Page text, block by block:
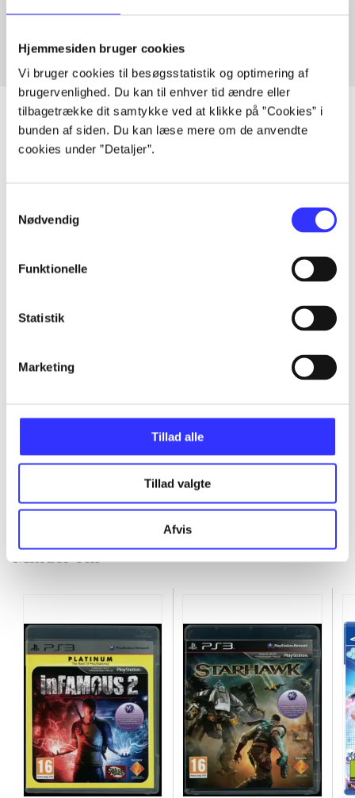
Hjemmesiden bruger cookies
Vi bruger cookies til besøgsstatistik og optimering af
brugervenlighed. Du kan til enhver tid ændre eller
tilbagetrække dit samtykke ved at klikke på ”Cookies” i
bunden af siden. Du kan læse mere om de anvendte
cookies under ”Detaljer”.
Nødvendig
Funktionelle
Statistik
Marketing
Tillad alle
Tillad valgte
Afvis
Minder om